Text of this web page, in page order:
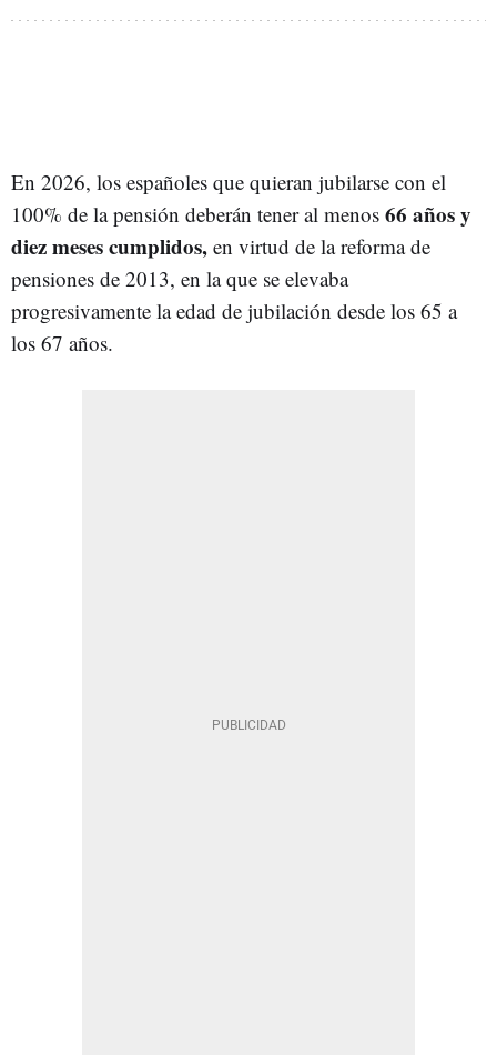
En 2026, los españoles que quieran jubilarse con el
100% de la pensión deberán tener al menos 66 años y
diez meses cumplidos, en virtud de la reforma de
pensiones de 2013, en la que se elevaba
progresivamente la edad de jubilación desde los 65 a
los 67 años.